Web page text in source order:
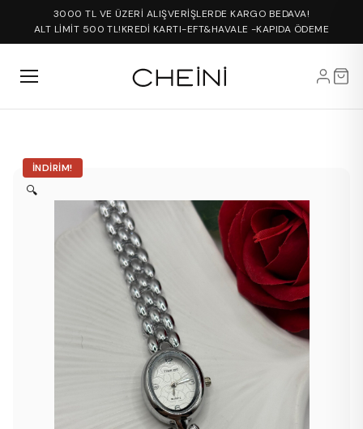
3000 TL VE ÜZERİ ALIŞVERİŞLERDE KARGO BEDAVA!
ALT LİMİT 500 TL!KREDİ KARTI-EFT&HAVALE -KAPIDA ÖDEME
İNDIRIM!
🔍